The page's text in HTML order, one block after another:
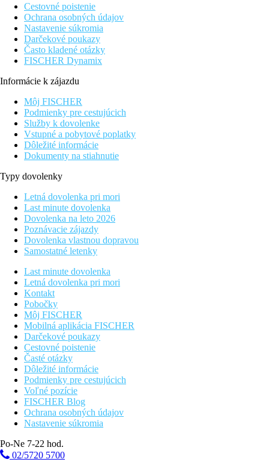
Cestovné poistenie
Ochrana osobných údajov
Nastavenie súkromia
Darčekové poukazy
Často kladené otázky
FISCHER Dynamix
Informácie k zájazdu
Môj FISCHER
Podmienky pre cestujúcich
Služby k dovolenke
Vstupné a pobytové poplatky
Dôležité informácie
Dokumenty na stiahnutie
Typy dovolenky
Letná dovolenka pri mori
Last minute dovolenka
Dovolenka na leto 2026
Poznávacie zájazdy
Dovolenka vlastnou dopravou
Samostatné letenky
Last minute dovolenka
Letná dovolenka pri mori
Kontakt
Pobočky
Môj FISCHER
Mobilná aplikácia FISCHER
Darčekové poukazy
Cestovné poistenie
Časté otázky
Dôležité informácie
Podmienky pre cestujúcich
Voľné pozície
FISCHER Blog
Ochrana osobných údajov
Nastavenie súkromia
Po-Ne 7-22 hod.
02/5720 5700